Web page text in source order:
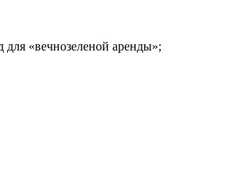
«вечнозеленой аренды»;